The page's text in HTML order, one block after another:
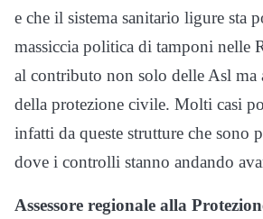
e che il sistema sanitario ligure sta
massiccia politica di tamponi nelle
al contributo non solo delle Asl ma
della protezione civile. Molti casi
infatti da queste strutture che sono
dove i controlli stanno andando
Assessore regionale alla